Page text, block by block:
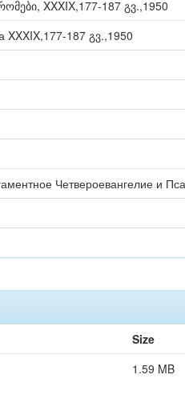
XXXIX,177-187 გვ.,1950
XXXIX,177-187 გვ.,1950
Четвероевангелие и
Size
1.59 MB